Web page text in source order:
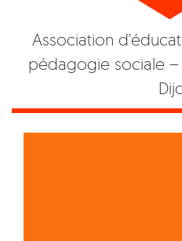
Association
pédagogie sociale